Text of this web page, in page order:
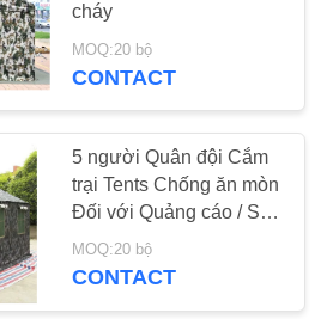
Sheet
cháy
MOQ:20 bộ
CONTACT
5 người Quân đội Cắm
trại Tents Chống ăn mòn
Đối với Quảng cáo / Sự
kiện
MOQ:20 bộ
CONTACT